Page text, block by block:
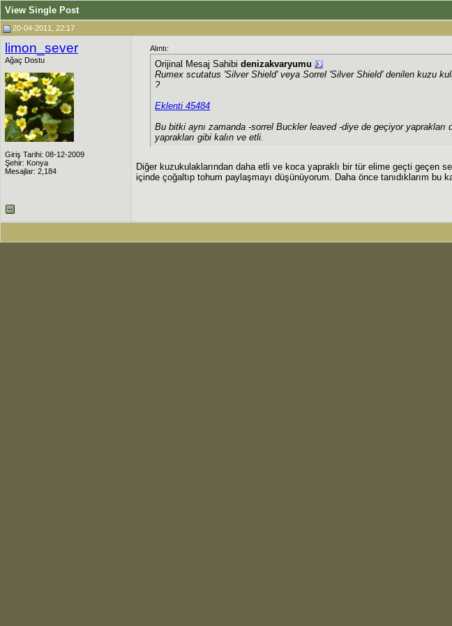
View Single Post
20-04-2011, 22:17
limon_sever
Ağaç Dostu
Giriş Tarihi: 08-12-2009
Şehir: Konya
Mesajlar: 2,184
Alıntı:
Orijinal Mesaj Sahibidenizakvaryumu
Rumex scutatus 'Silver Shield' veya Sorrel 'Silver Shield' denilen kuzu
?
Eklenti 45484
Bu bitki aynı zamanda -sorrel Buckler leaved -diye de geçiyor yaprakları
yaprakları gibi kalın ve etli.
Diğer kuzukulaklarından daha etli ve koca yapraklı bir tür elime geçti geçen
içinde çoğaltıp tohum paylaşmayı düşünüyorum. Daha önce tanıdıklarım bu